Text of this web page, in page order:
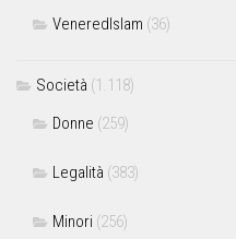
VeneredIslam (36)
Società (1.118)
Donne (259)
Legalità (383)
Minori (256)